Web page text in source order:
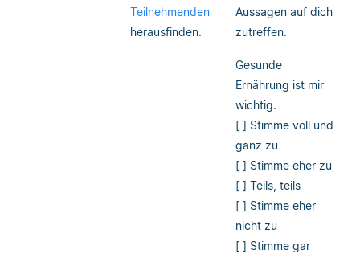
Teilnehmenden
herausfinden.
Aussagen auf dich
zutreffen.
Gesunde
Ernährung ist mir
wichtig.
[ ] Stimme voll und
ganz zu
[ ] Stimme eher zu
[ ] Teils, teils
[ ] Stimme eher
nicht zu
[ ] Stimme gar